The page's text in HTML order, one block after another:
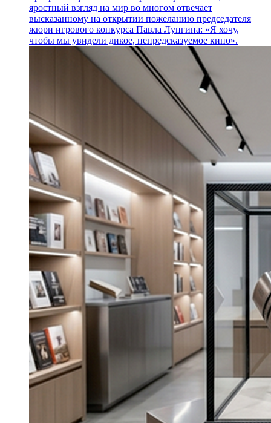
яростный взгляд на мир во многом отвечает
высказанному на открытии пожеланию председателя
жюри игрового конкурса Павла Лунгина: «Я хочу,
чтобы мы увидели дикое, непредсказуемое кино».